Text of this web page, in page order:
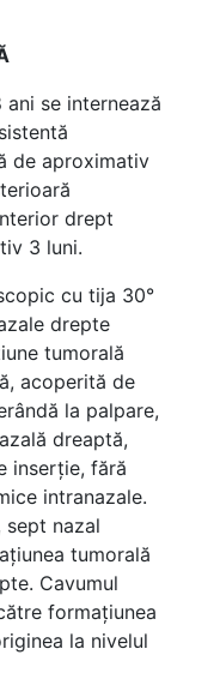
se internează
de aproximativ
drept
3 luni.
cu tija 30°
drepte
tumorală
acoperită de
la palpare,
dreaptă,
inserție, fără
intranazale.
sept nazal
tumorală
Cavumul
formațiunea
la nivelul